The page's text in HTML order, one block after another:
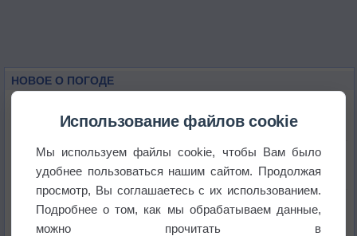
НОВОЕ О ПОГОДЕ
историю
В Центральной России наступают самые жаркие
дни этого лета
Дневная температура воздуха в ОАЭ превысила
+51°
Использование файлов cookie
Мы используем файлы cookie, чтобы Вам было
удобнее пользоваться нашим сайтом. Продолжая
просмотр, Вы соглашаетесь с их использованием.
Подробнее о том, как мы обрабатываем данные,
можно прочитать в